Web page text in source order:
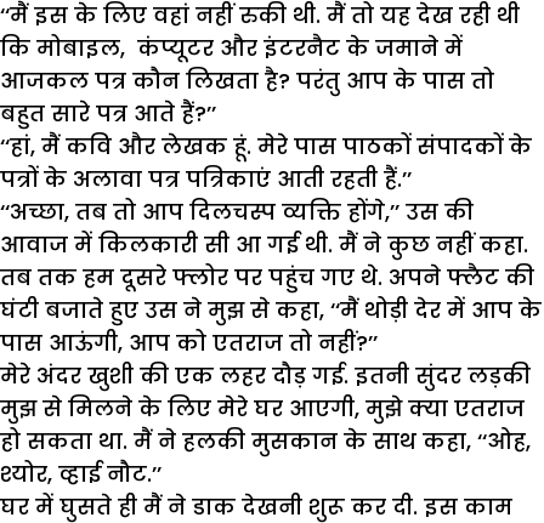
‘‘मैं इस के लिए वहां नहीं रुकी थी. मैं तो यह देख रही थी
कि मोबाइल, कंप्यूटर और इंटरनैट के जमाने में
आजकल पत्र कौन लिखता है? परंतु आप के पास तो
बहुत सारे पत्र आते हैं?’’
‘‘हां, मैं कवि और लेखक हूं. मेरे पास पाठकों संपादकों के
पत्रों के अलावा पत्र पत्रिकाएं आती रहती हैं.’’
‘‘अच्छा, तब तो आप दिलचस्प व्यक्ति होंगे,’’ उस की
आवाज में किलकारी सी आ गई थी. मैं ने कुछ नहीं कहा.
तब तक हम दूसरे फ्लोर पर पहुंच गए थे. अपने फ्लैट की
घंटी बजाते हुए उस ने मुझ से कहा, ‘‘मैं थोड़ी देर में आप के
पास आऊंगी, आप को एतराज तो नहीं?’’
मेरे अंदर खुशी की एक लहर दौड़ गई. इतनी सुंदर लड़की
मुझ से मिलने के लिए मेरे घर आएगी, मुझे क्या एतराज
हो सकता था. मैं ने हलकी मुसकान के साथ कहा, ‘‘ओह,
श्योर, व्हाई नौट.’’
घर में घुसते ही मैं ने डाक देखनी शुरू कर दी. इस काम